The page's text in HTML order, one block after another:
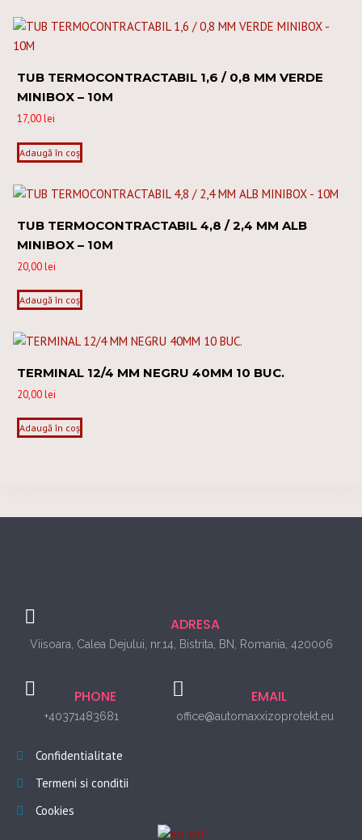
TUB TERMOCONTRACTABIL 1,6 / 0,8 MM VERDE
MINIBOX – 10M
17,00lei
Adaugă în coș
TUB TERMOCONTRACTABIL 4,8 / 2,4 MM ALB
MINIBOX – 10M
20,00lei
Adaugă în coș
TERMINAL 12/4 MM NEGRU 40MM 10 BUC.
20,00lei
Adaugă în coș
ADRESA
Viisoara, Calea Dejului, nr.14, Bistrita, BN, Romania, 420006
PHONE
+40371483681
EMAIL
office@automaxxizoprotekt.eu
Confidentialitate
Termeni si conditii
Cookies